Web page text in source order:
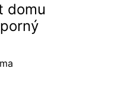
domu